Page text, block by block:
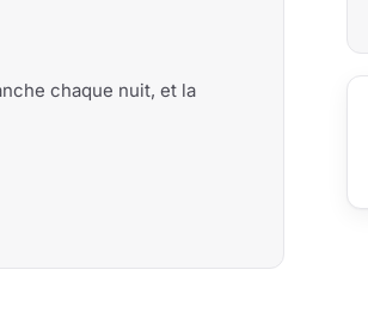
chaque nuit, et la